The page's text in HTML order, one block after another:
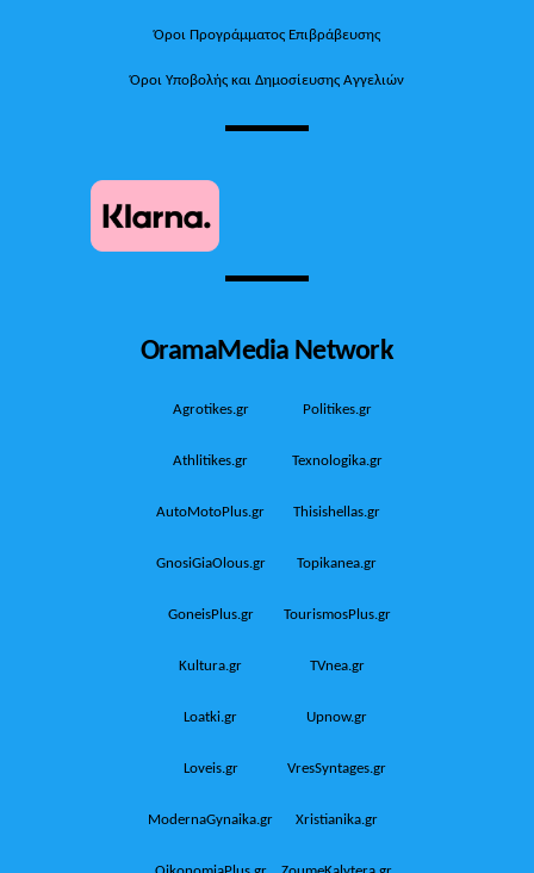
Όροι Προγράμματος Επιβράβευσης
Όροι Υποβολής και Δημοσίευσης Αγγελιών
OramaMedia Network
Agrotikes.gr Politikes.gr
Athlitikes.gr Texnologika.gr
AutoMotoPlus.gr Thisishellas.gr
GnosiGiaOlous.gr Topikanea.gr
GoneisPlus.gr TourismosPlus.gr
Kultura.gr TVnea.gr
Loatki.gr Upnow.gr
Loveis.gr VresSyntages.gr
ModernaGynaika.gr Xristianika.gr